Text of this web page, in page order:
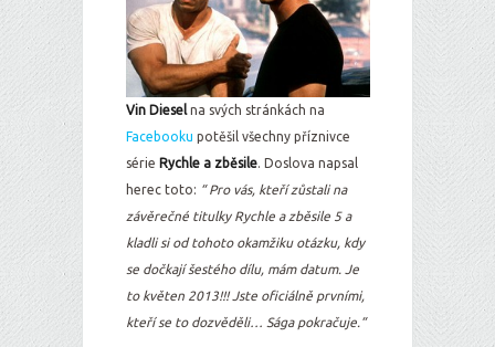
Vin Dieselna svých stránkách na
Facebooku potěšil všechny příznivce
série Rychle a zběsile. Doslova napsal
herec toto: “ Pro vás, kteří zůstali na
závěrečné titulky Rychle a zběsile 5 a
kladli si od tohoto okamžiku otázku, kdy
se dočkají šestého dílu, mám datum. Je
to květen 2013!!! Jste oficiálně prvními,
kteří se to dozvěděli… Sága pokračuje.“